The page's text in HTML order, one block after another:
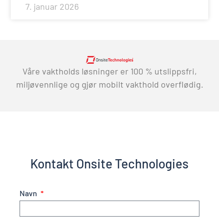
7. januar 2026
Våre vaktholds løsninger er 100 % utslippsfri,
miljøvennlige og gjør mobilt vakthold overflødig.
Navn
Kontakt Onsite Technologies